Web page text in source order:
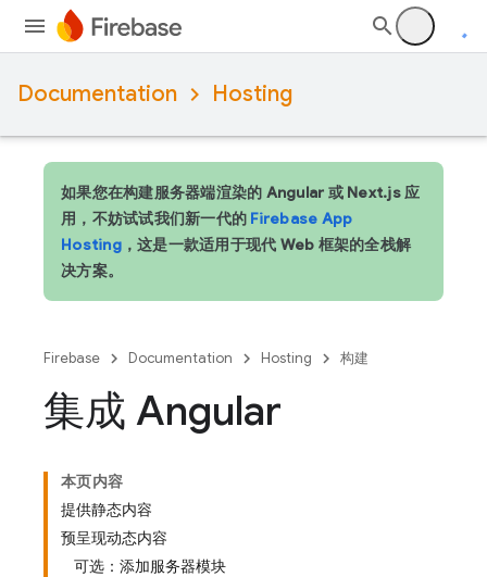
Documentation Hosting
如果您在构建服务器端渲染的 Angular 或 Next.js 应
用，不妨试试我们新一代的 Firebase App
Hosting，这是一款适用于现代 Web 框架的全栈解
决方案。
Firebase Documentation Hosting 构建
集成 Angular
本页内容
提供静态内容
预呈现动态内容
可选：添加服务器模块